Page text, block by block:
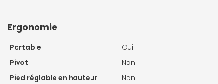
Ergonomie
Portable
Oui
Pivot
Non
Pied réglable en hauteur
Non